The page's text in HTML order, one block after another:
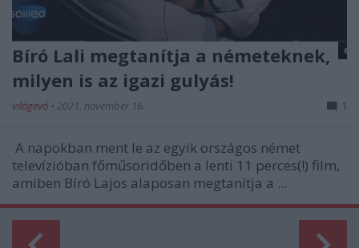
Bíró Lali megtanítja a németeknek,
milyen is az igazi gulyás!
világevő • 2021. november 16. 1
A napokban ment le az egyik országos német
televízióban főműsoridőben a lenti 11 perces(!) film,
amiben Bíró Lajos alaposan megtanítja a ...